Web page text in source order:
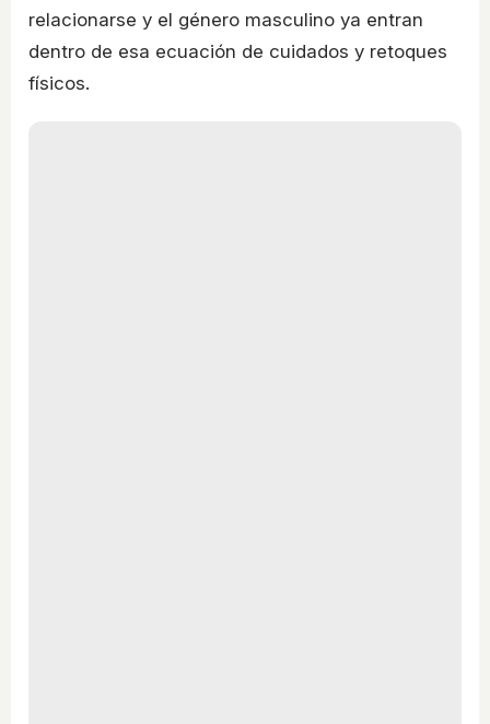
relacionarse y el género masculino ya entran
dentro de esa ecuación de cuidados y retoques
físicos.